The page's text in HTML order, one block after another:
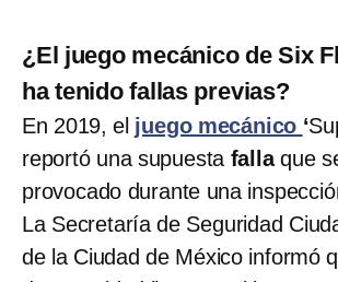
¿El juego mecánico de Six
ha tenido fallas previas?
En 2019, el juego mecánico ‘
reportó una supuesta fallaque
provocado durante una
La Secretaría de Seguridad
de la Ciudad de México informó